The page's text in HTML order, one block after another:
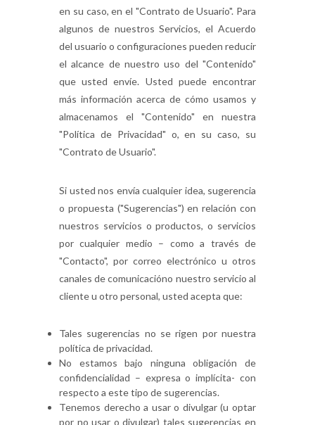
en su caso, en el "Contrato de Usuario". Para
algunos de nuestros Servicios, el Acuerdo
del usuario o configuraciones pueden reducir
el alcance de nuestro uso del "Contenido"
que usted envíe. Usted puede encontrar
más información acerca de cómo usamos y
almacenamos el "Contenido" en nuestra
"Política de Privacidad" o, en su caso, su
"Contrato de Usuario".
Si usted nos envía cualquier idea, sugerencia
o propuesta ("Sugerencias") en relación con
nuestros servicios o productos, o servicios
por cualquier medio – como a través de
"Contacto", por correo electrónico u otros
canales de comunicacióno nuestro servicio al
cliente u otro personal, usted acepta que:
Tales sugerencias no se rigen por nuestra
política de privacidad.
No estamos bajo ninguna obligación de
confidencialidad – expresa o implícita- con
respecto a este tipo de sugerencias.
Tenemos derecho a usar o divulgar (u optar
por no usar o divulgar) tales sugerencias en